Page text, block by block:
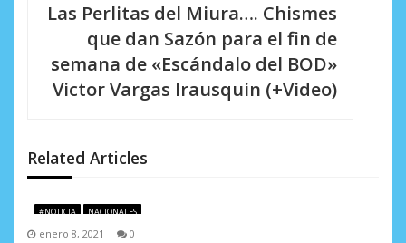
d
e
Las Perlitas del Miura…. Chismes
que dan Sazón para el fin de
semana de «Escándalo del BOD»
Victor Vargas Irausquin (+Video)
Related Articles
#NOTICIA NACIONALES
enero 8, 2021 0